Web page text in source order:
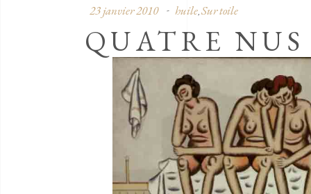
23 janvier 2010 huile, Sur toile
QUATRE NUS